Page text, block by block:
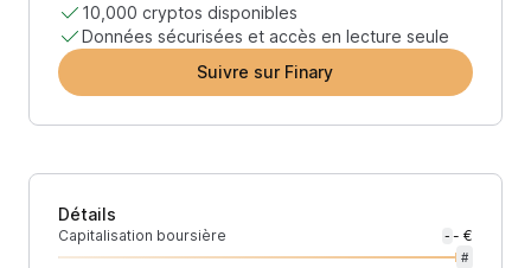
10,000 cryptos disponibles
Données sécurisées et accès en lecture seule
Suivre sur Finary
Détails
Capitalisation boursière - - €
#